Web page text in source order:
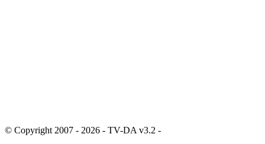
© Copyright 2007 - 2026 - TV-DA v3.2 -